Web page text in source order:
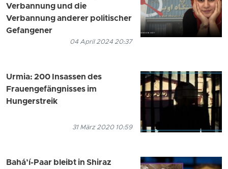
Verbannung und die
Verbannung anderer politischer
Gefangener
04 April 2024 20:37
Urmia: 200 Insassen des
Frauengefängnisses im
Hungerstreik
31 März 2020 10:59
Bahá’í-Paar bleibt in Shiraz